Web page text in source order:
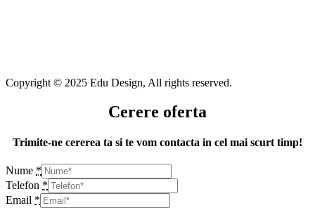
Copyright © 2025 Edu Design, All rights reserved.
Cerere oferta
Trimite-ne cererea ta si te vom contacta in cel mai scurt timp!
Nume *
Telefon *
Email *